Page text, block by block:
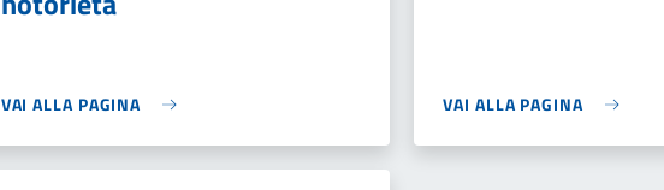
VAI ALLA PAGINA VAI ALLA PAGINA